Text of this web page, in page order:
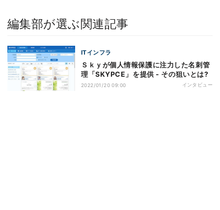
編集部が選ぶ関連記事
ITインフラ
Ｓｋｙが個人情報保護に注力した名刺管
理「SKYPCE」を提供 - その狙いとは?
2022/01/20 09:00 インタビュー